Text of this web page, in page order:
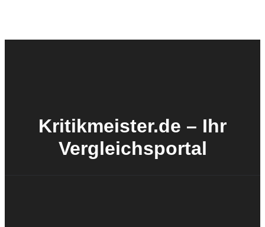
Kritikmeister.de – Ihr
Vergleichsportal